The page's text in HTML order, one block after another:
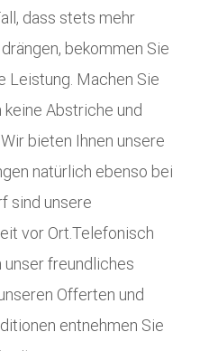
dass stets mehr
bekommen Sie
Leistung. Machen Sie
Abstriche und
bieten Ihnen unsere
natürlich ebenso bei
sind unsere
vor Ort.Telefonisch
unser freundliches
Offerten und
entnehmen Sie